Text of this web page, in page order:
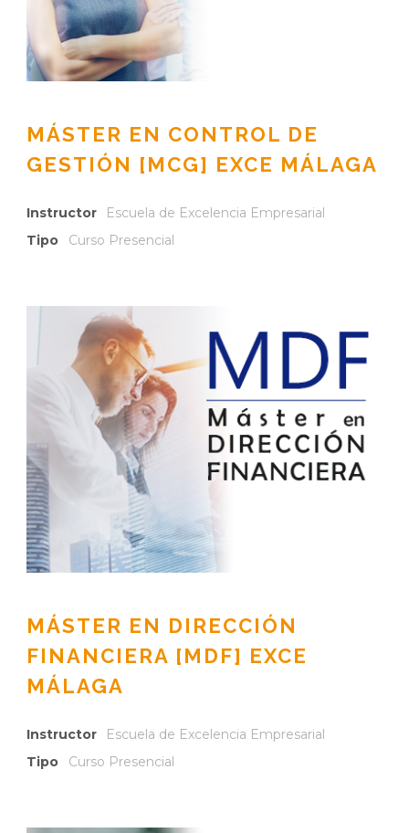
MÁSTER EN CONTROL DE
GESTIÓN [MCG] EXCE MÁLAGA
Instructor
Escuela de Excelencia Empresarial
Tipo
Curso Presencial
MÁSTER EN DIRECCIÓN
FINANCIERA [MDF] EXCE
MÁLAGA
Instructor
Escuela de Excelencia Empresarial
Tipo
Curso Presencial